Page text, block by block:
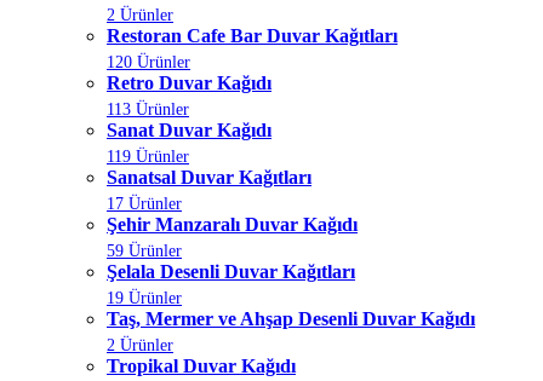
2 Ürünler
Restoran Cafe Bar Duvar Kağıtları
120 Ürünler
Retro Duvar Kağıdı
113 Ürünler
Sanat Duvar Kağıdı
119 Ürünler
Sanatsal Duvar Kağıtları
17 Ürünler
Şehir Manzaralı Duvar Kağıdı
59 Ürünler
Şelala Desenli Duvar Kağıtları
19 Ürünler
Taş, Mermer ve Ahşap Desenli Duvar Kağıdı
2 Ürünler
Tropikal Duvar Kağıdı